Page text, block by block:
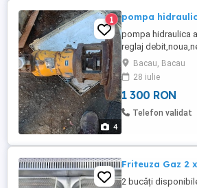
4
1 pompa
pompa hidraulica
reglaj
cu dispozitivul
electric
pompei-vezi foto
Bacau, Bacau
28 iulie
1 300 RON
Telefon validat
Friteuza Gaz 2
2 bucăți